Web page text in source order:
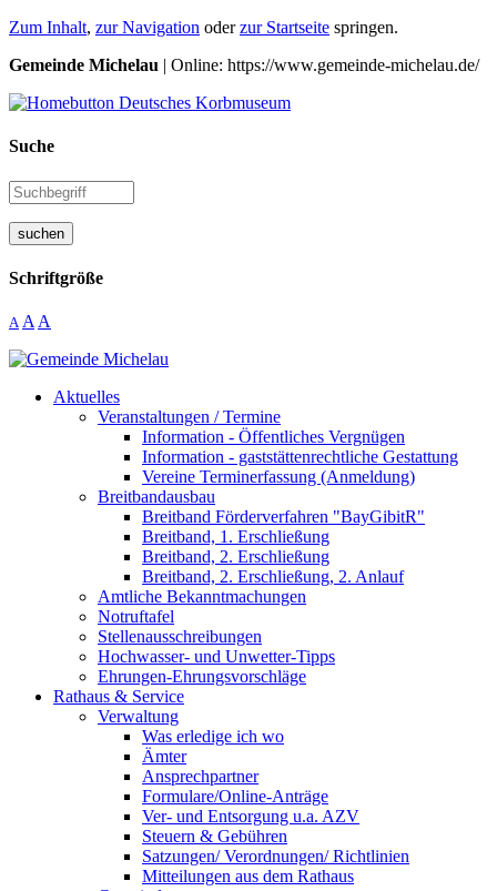
Zum Inhalt, zur Navigation oderzur Startseite springen.
Gemeinde Michelau | Online: https://www.gemeinde-michelau.de/
Suche
suchen
Schriftgröße
A A A
Aktuelles
Veranstaltungen / Termine
Information - Öffentliches Vergnügen
Information - gaststättenrechtliche Gestattung
Vereine Terminerfassung (Anmeldung)
Breitbandausbau
Breitband Förderverfahren "BayGibitR"
Breitband, 1. Erschließung
Breitband, 2. Erschließung
Breitband, 2. Erschließung, 2. Anlauf
Amtliche Bekanntmachungen
Notruftafel
Stellenausschreibungen
Hochwasser- und Unwetter-Tipps
Ehrungen-Ehrungsvorschläge
Rathaus & Service
Verwaltung
Was erledige ich wo
Ämter
Ansprechpartner
Formulare/Online-Anträge
Ver- und Entsorgung u.a. AZV
Steuern & Gebühren
Satzungen/ Verordnungen/ Richtlinien
Mitteilungen aus dem Rathaus